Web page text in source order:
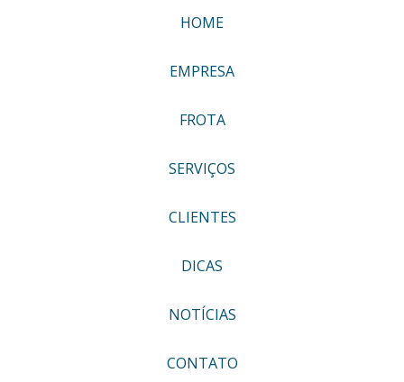
HOME
EMPRESA
FROTA
SERVIÇOS
CLIENTES
DICAS
NOTÍCIAS
CONTATO